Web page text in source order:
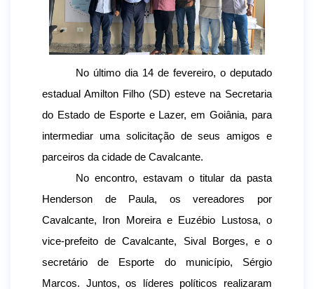
No último dia 14 de fevereiro, o deputado
estadual Amilton Filho (SD) esteve na Secretaria
do Estado de Esporte e Lazer, em Goiânia, para
intermediar uma solicitação de seus amigos e
parceiros da cidade de Cavalcante.
No encontro, estavam o titular da pasta
Henderson de Paula, os vereadores por
Cavalcante, Iron Moreira e Euzébio Lustosa, o
vice-prefeito de Cavalcante, Sival Borges, e o
secretário de Esporte do município, Sérgio
Marcos. Juntos, os líderes políticos realizaram